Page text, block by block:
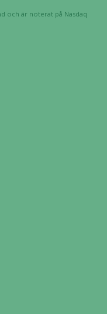
och är noterat på Nasdaq